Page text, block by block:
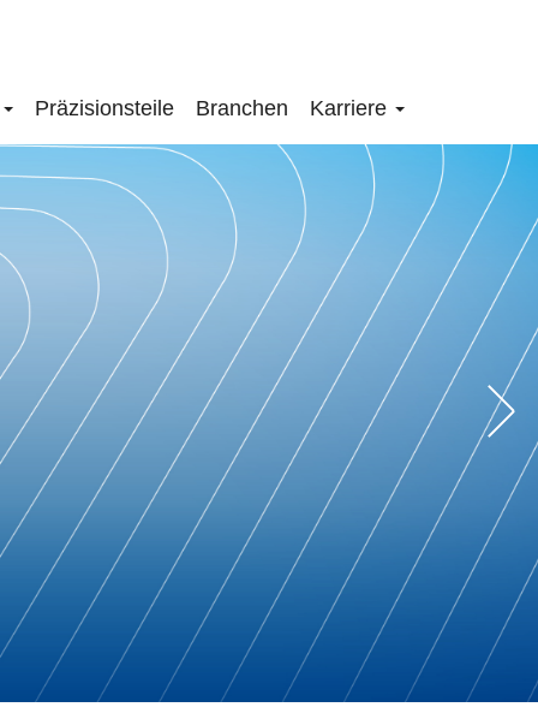
Präzisionsteile Branchen Karriere